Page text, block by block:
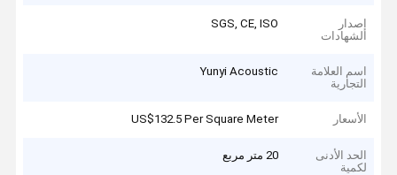
إصدار
الشهادات
SGS, CE, ISO
اسم العلامة
التجارية
Yunyi Acoustic
الأسعار US$132.5 Per Square Meter
الحد الأدنى
لكمية
20 متر مربع